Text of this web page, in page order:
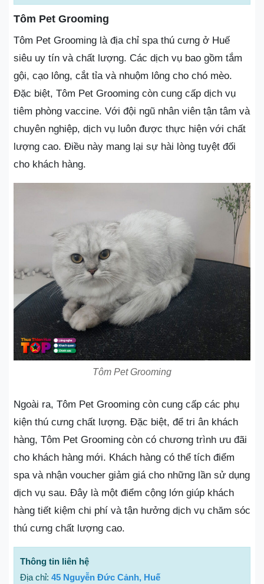
Tôm Pet Grooming
Tôm Pet Grooming là địa chỉ spa thú cưng ở Huế
siêu uy tín và chất lượng. Các dịch vụ bao gồm tắm
gội, cạo lông, cắt tỉa và nhuộm lông cho chó mèo.
Đặc biệt, Tôm Pet Grooming còn cung cấp dịch vụ
tiêm phòng vaccine. Với đội ngũ nhân viên tận tâm và
chuyên nghiệp, dịch vụ luôn được thực hiện với chất
lượng cao. Điều này mang lại sự hài lòng tuyệt đối
cho khách hàng.
Tôm Pet Grooming
Ngoài ra, Tôm Pet Grooming còn cung cấp các phụ
kiện thú cưng chất lượng. Đặc biệt, để tri ân khách
hàng, Tôm Pet Grooming còn có chương trình ưu đãi
cho khách hàng mới. Khách hàng có thể tích điểm
spa và nhận voucher giảm giá cho những lần sử dụng
dịch vụ sau. Đây là một điểm cộng lớn giúp khách
hàng tiết kiệm chi phí và tận hưởng dịch vụ chăm sóc
thú cưng chất lượng cao.
Thông tin liên hệ
Địa chỉ: 45 Nguyễn Đức Cảnh, Huế